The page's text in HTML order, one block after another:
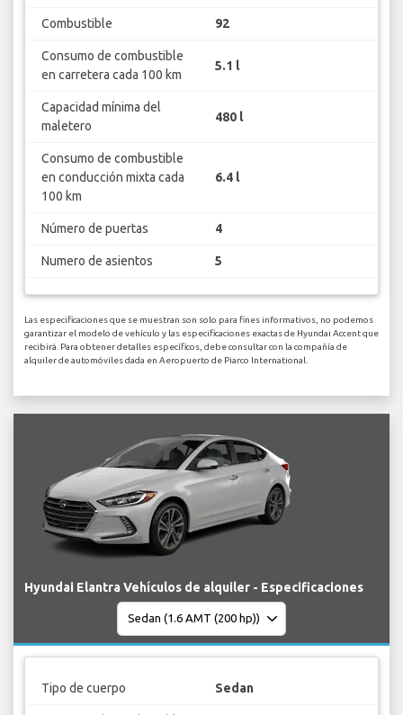
Combustible 92
Consumo de combustible
en carretera cada 100 km
5.1 l
Capacidad mínima del
maletero
480 l
Consumo de combustible
en conducción mixta cada
100 km
6.4 l
Número de puertas 4
Numero de asientos 5
Las especificaciones que se muestran son solo para fines informativos, no podemos
garantizar el modelo de vehículo y las especificaciones exactas de Hyundai Accent que
recibirá. Para obtener detalles específicos, debe consultar con la compañía de
alquiler de automóviles dada en Aeropuerto de Piarco International.
Hyundai Elantra Vehículos de alquiler - Especificaciones
Tipo de cuerpo Sedan